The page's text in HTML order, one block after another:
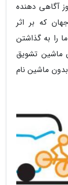
آگاهی دهنده
که بر اثر
را به گذاشتن
ماشین تشویق
جهانی بدون ماشین نام